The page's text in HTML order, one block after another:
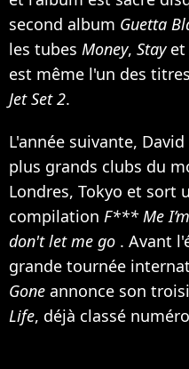
second album Guetta
les tubes Money, Stayet
est même l'un des
Jet Set 2.
L'année suivante,
plus grands clubs du
Londres, Tokyo et sort
compilation F*** Me
don't let me go . Avant
grande tournée
Gone annonce son
Life, déjà classé